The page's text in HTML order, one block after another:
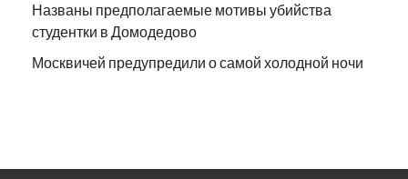
Названы предполагаемые мотивы убийства
студентки в Домодедово
Москвичей предупредили о самой холодной ночи